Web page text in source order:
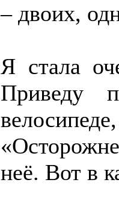
– двоих,
Я стала
Приведу
неё. Вот в